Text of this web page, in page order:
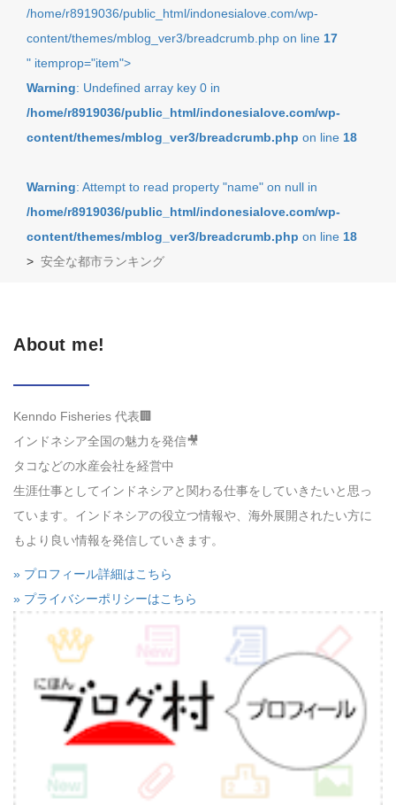
/home/r8919036/public_html/indonesialove.com/wp-
content/themes/mblog_ver3/breadcrumb.php on line 17
" itemprop="item">
Warning: Undefined array key 0 in
/home/r8919036/public_html/indonesialove.com/wp-
content/themes/mblog_ver3/breadcrumb.php on line 18
Warning: Attempt to read property "name" on null in
/home/r8919036/public_html/indonesialove.com/wp-
content/themes/mblog_ver3/breadcrumb.php on line 18
> 安全な都市ランキング
About me!
Kenndo Fisheries 代表🏢
インドネシア全国の魅力を発信🎥
タコなどの水産会社を経営中
生涯仕事としてインドネシアと関わる仕事をしていきたいと思っ
ています。インドネシアの役立つ情報や、海外展開されたい方に
もより良い情報を発信していきます。
» プロフィール詳細はこちら
» プライバシーポリシーはこちら